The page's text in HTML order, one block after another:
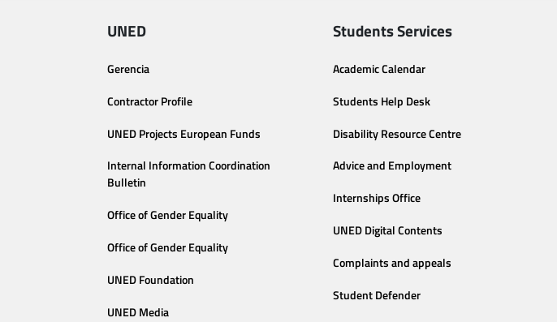
UNED
Gerencia
Contractor Profile
UNED Projects European Funds
Internal Information Coordination
Bulletin
Office of Gender Equality
Office of Gender Equality
UNED Foundation
UNED Media
Students Services
Academic Calendar
Students Help Desk
Disability Resource Centre
Advice and Employment
Internships Office
UNED Digital Contents
Complaints and appeals
Student Defender